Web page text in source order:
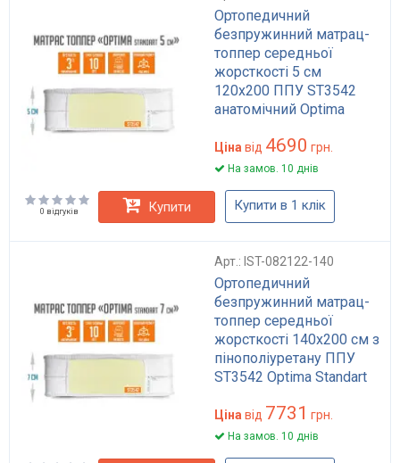
Ортопедичний
безпружинний матрац-
топпер середньої
жорсткості 5 см
120x200 ППУ ST3542
анатомічний Optima
Ціна від 4690 грн.
На замов. 10 днів
0 відгуків Купити Купити в 1 клік
Арт.: IST-082122-140
Ортопедичний
безпружинний матрац-
топпер середньої
жорсткості 140x200 см з
пінополіуретану ППУ
ST3542 Optima Standart
та підлоги
Ціна від 7731 грн.
На замов. 10 днів